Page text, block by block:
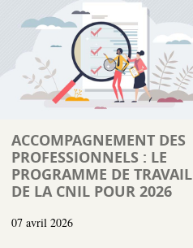
ACCOMPAGNEMENT DES
PROFESSIONNELS : LE
PROGRAMME DE TRAVAIL
DE LA CNIL POUR 2026
07 avril 2026